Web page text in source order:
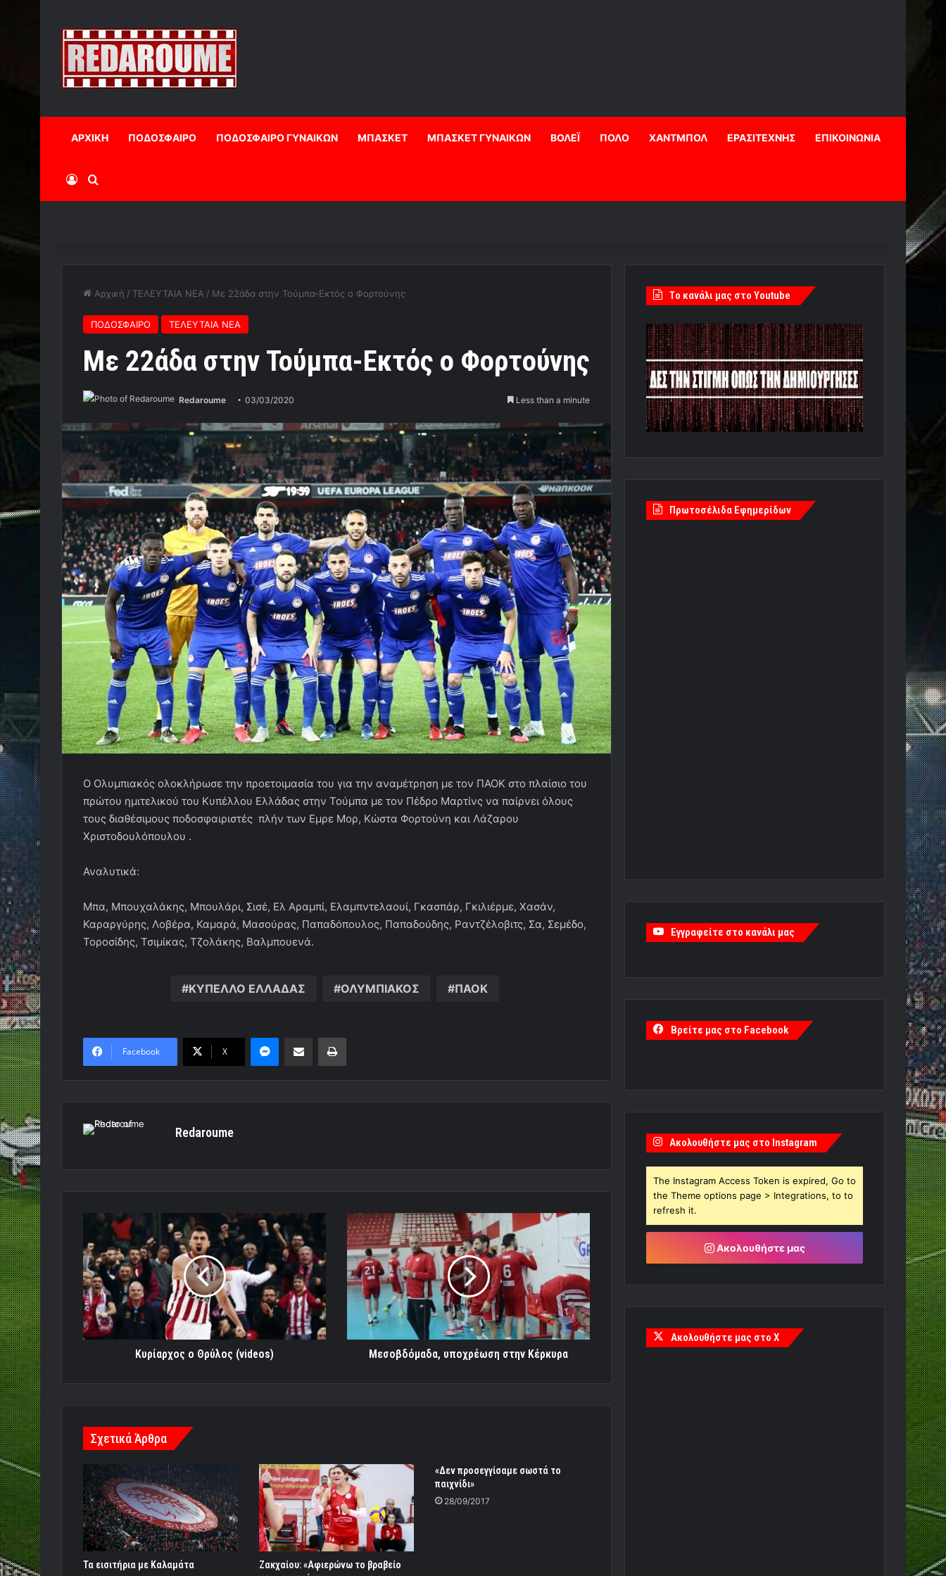
ΑΡΧΙΚΗ ΠΟΔΟΣΦΑΙΡΟ ΠΟΔΟΣΦΑΙΡΟ ΓΥΝΑΙΚΩΝ ΜΠΑΣΚΕΤ ΜΠΑΣΚΕΤ ΓΥΝΑΙΚΩΝ ΒΟΛΕΪ ΠΟΛΟ ΧΑΝΤΜΠΟΛ ΕΡΑΣΙΤΕΧΝΗΣ ΕΠΙΚΟΙΝΩΝΙΑ
Log InΑναζήτηση
Αρχική / ΤΕΛΕΥΤΑΙΑ ΝΕΑ / Με 22άδα στην Τούμπα-Εκτός ο Φορτούνης
ΠΟΔΟΣΦΑΙΡΟ ΤΕΛΕΥΤΑΙΑ ΝΕΑ
Με 22άδα στην Τούμπα-Εκτός ο Φορτούνης
Redaroume 03/03/2020 Less than a minute
Ο Ολυμπιακός ολοκλήρωσε την προετοιμασία του για την αναμέτρηση με τον ΠΑΟΚ στο πλαίσιο του
πρώτου ημιτελικού του Κυπέλλου Ελλάδας στην Τούμπα με τον Πέδρο Μαρτίνς να παίρνει όλους
τους διαθέσιμους ποδοσφαιριστές πλήν των Εμρε Μορ, Κώστα Φορτούνη και Λάζαρου
Χριστοδουλόπουλου .
Αναλυτικά:
Μπα, Μπουχαλάκης, Μπουλάρι, Σισέ, Ελ Αραμπί, Ελαμπντελαουί, Γκασπάρ, Γκιλιέρμε, Χασάν,
Καραργύρης, Λοβέρα, Καμαρά, Μασούρας, Παπαδόπουλος, Παπαδούδης, Ραντζέλοβιτς, Σα, Σεμέδο,
Τοροσίδης, Τσιμίκας, Τζολάκης, Βαλμπουενά.
ΚΥΠΕΛΛΟ ΕΛΛΑΔΑΣ ΟΛΥΜΠΙΑΚΟΣ ΠΑΟΚ
Facebook X
MessengerΚοινοποίηση μέσω ηλεκτρονικού ταχυδρομείουΕκτύπωση
Redaroume
Κυρίαρχος
Θρύλος
(videos)
Κυρίαρχος ο Θρύλος (videos)
Μεσοβδόμαδα,
υποχρέωση
στην
Κέρκυρα
Μεσοβδόμαδα, υποχρέωση στην Κέρκυρα
Σχετικά Άρθρα
Τα εισιτήρια με Καλαμάτα
Ζακχαίου: «Αφιερώνω το βραβείο
«Δεν προσεγγίσαμε σωστά το
παιχνίδι»
28/09/2017
Tο κανάλι μας στο Youtube
Πρωτοσέλιδα Εφημερίδων
Εγγραφείτε στο κανάλι μας
Βρείτε μας στο Facebook
Ακολουθήστε μας στο Instagram
The Instagram Access Token is expired, Go to
the Theme options page > Integrations, to to
refresh it.
Ακολουθήστε μας
Ακολουθήστε μας στο X